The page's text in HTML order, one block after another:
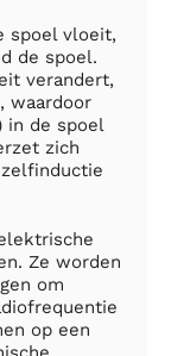
spoel vloeit,
de spoel.
verandert,
waardoor
in de spoel
zich
Ze worden
om
op een